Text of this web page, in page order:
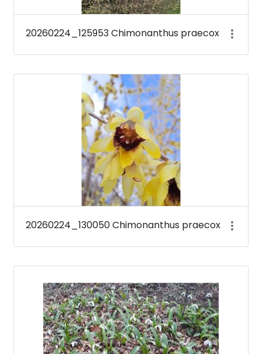
20260224_125953 Chimonanthus praecox
20260224_130050 Chimonanthus praecox